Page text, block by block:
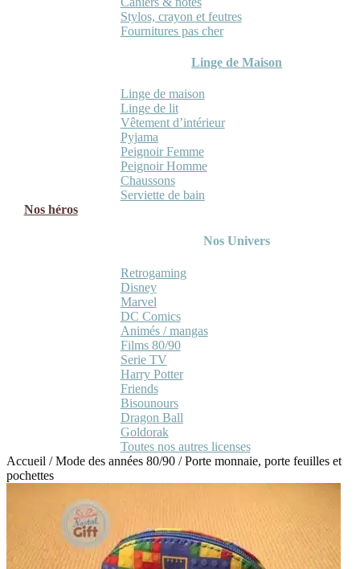
Stylos, crayon et feutres
Fournitures pas cher
Linge de Maison
Linge de maison
Linge de lit
Vêtement d’intérieur
Pyjama
Peignoir Femme
Peignoir Homme
Chaussons
Serviette de bain
Nos héros
Nos Univers
Retrogaming
Disney
Marvel
DC Comics
Animés / mangas
Films 80/90
Serie TV
Harry Potter
Friends
Bisounours
Dragon Ball
Goldorak
Toutes nos autres licenses
Accueil /Mode des années 80/90 /Porte monnaie, porte feuilles et
pochettes